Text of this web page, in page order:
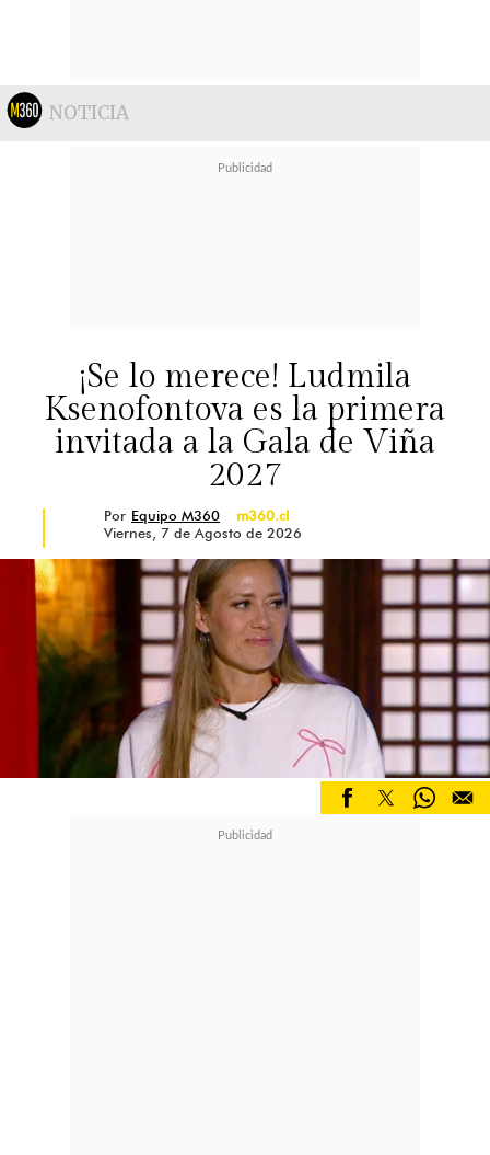
NOTICIA
¡Se lo merece! Ludmila
Ksenofontova es la primera
invitada a la Gala de Viña
2027
Por Equipo M360
m360.cl
Viernes, 7 de Agosto de 2026